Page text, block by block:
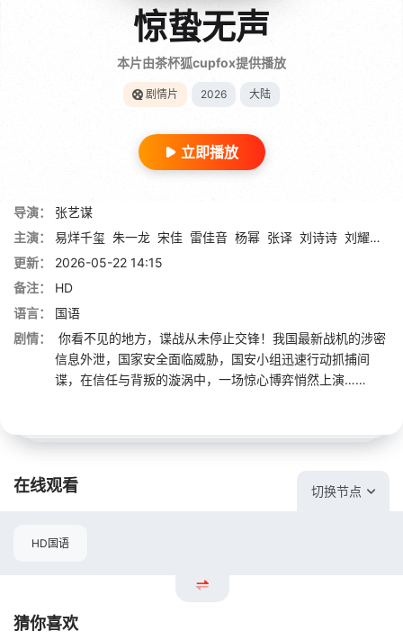
惊蛰无声
本片由茶杯狐cupfox提供播放
剧情片 2026 大陆
立即播放
导演：
张艺谋
主演：
易烊千玺 朱一龙 宋佳 雷佳音 杨幂 张译 刘诗诗 刘耀文
更新：
2026-05-22 14:15
备注：
HD
语言：
国语
剧情：
你看不见的地方，谍战从未停止交锋！我国最新战机的涉密
信息外泄，国家安全面临威胁，国安小组迅速行动抓捕间
谍，在信任与背叛的漩涡中，一场惊心博弈悄然上演……
在线观看 切换节点
HD国语
猜你喜欢